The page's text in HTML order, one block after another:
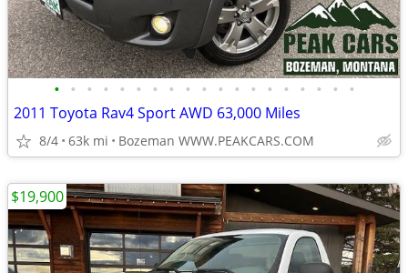
• • • • • • • • • • • • • • • • • • •
2011 Toyota Rav4 Sport AWD 63,000 Miles
8/4 63k mi Bozeman WWW.PEAKCARS.COM
$19,900